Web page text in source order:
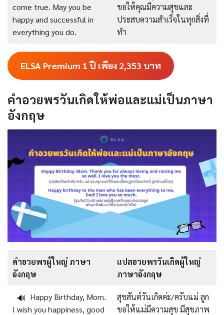
come true. May you be
happy and successful in
everything you do.
ขอให้คุณมีความสุขและ
ประสบความสำเร็จในทุกสิ่งที่
ทำ
ELSA Premium 1 ปี เพียง 2,353 บาท
คำอวยพรวันเกิดให้พ่อและแม่เป็นภาษา
อังกฤษ
คําอวยพรผู้ใหญ่ ภาษา
อังกฤษ
แปลอวยพรวันเกิดผู้ใหญ่
ภาษาอังกฤษ
🔊 Happy Birthday, Mom.
I wish you happiness, good
สุขสันต์วันเกิดค่ะ/ครับแม่ ลูก
ขอให้แม่มีความสุข มีสุขภาพ